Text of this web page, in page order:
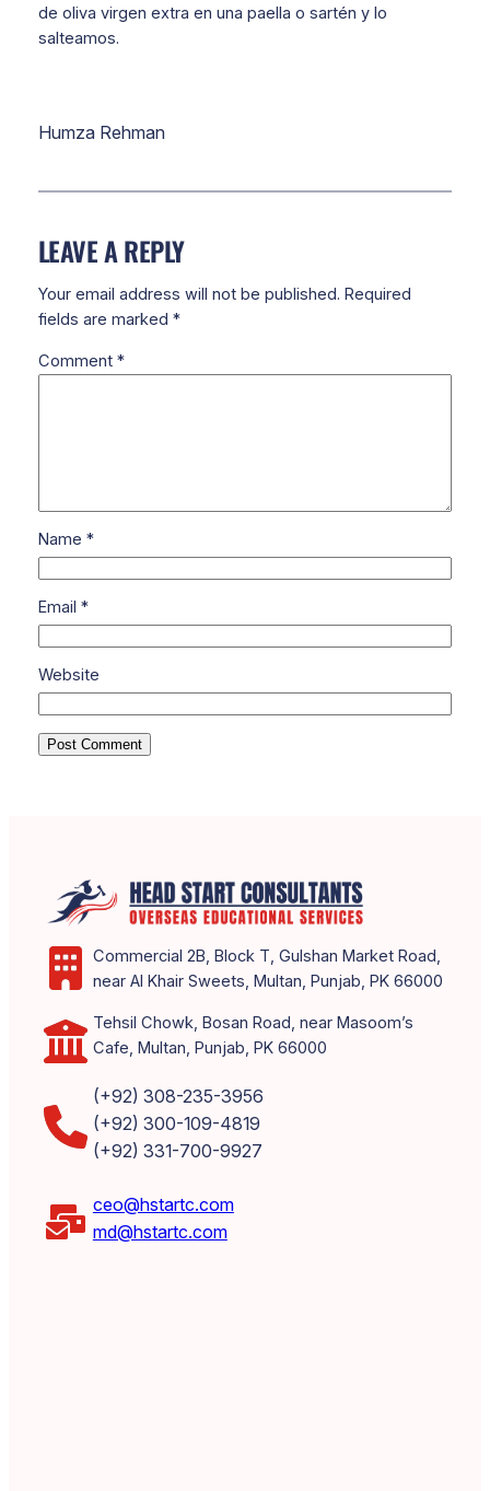
de oliva virgen extra en una paella o sartén y lo
salteamos.
Humza Rehman
LEAVE A REPLY
Your email address will not be published. Required
fields are marked *
Comment *
Name *
Email *
Website
Commercial 2B, Block T, Gulshan Market Road,
near Al Khair Sweets, Multan, Punjab, PK 66000
Tehsil Chowk, Bosan Road, near Masoom’s
Cafe, Multan, Punjab, PK 66000
(+92) 308-235-3956
(+92) 300-109-4819
(+92) 331-700-9927
ceo@hstartc.com
md@hstartc.com